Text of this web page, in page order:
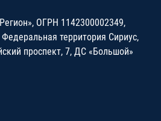
ОГРН 1142300002349,
территория Сириус,
проспект, 7, ДС «Большой»